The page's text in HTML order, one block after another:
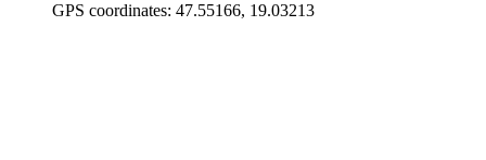
GPS coordinates: 47.55166, 19.03213